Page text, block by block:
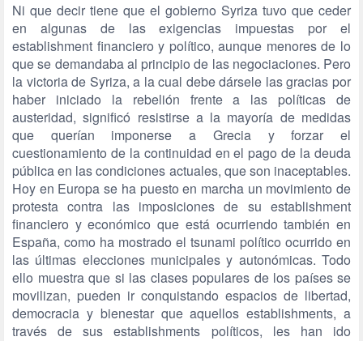
Ni que decir tiene que el gobierno Syriza tuvo que ceder
en algunas de las exigencias impuestas por el
establishment financiero y político, aunque menores de lo
que se demandaba al principio de las negociaciones. Pero
la victoria de Syriza, a la cual debe dársele las gracias por
haber iniciado la rebelión frente a las políticas de
austeridad, significó resistirse a la mayoría de medidas
que querían imponerse a Grecia y forzar el
cuestionamiento de la continuidad en el pago de la deuda
pública en las condiciones actuales, que son inaceptables.
Hoy en Europa se ha puesto en marcha un movimiento de
protesta contra las imposiciones de su establishment
financiero y económico que está ocurriendo también en
España, como ha mostrado el tsunami político ocurrido en
las últimas elecciones municipales y autonómicas. Todo
ello muestra que si las clases populares de los países se
movilizan, pueden ir conquistando espacios de libertad,
democracia y bienestar que aquellos establishments, a
través de sus establishments políticos, les han ido